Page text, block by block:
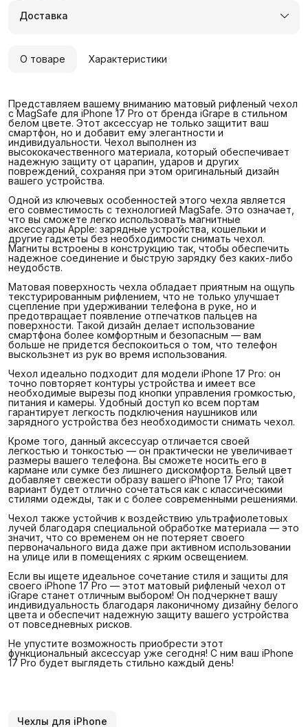
Доставка
О товаре Характеристики
Представляем вашему вниманию матовый рифленый чехол
с MagSafe для iPhone 17 Pro от бренда iGrape в стильном
белом цвете. Этот аксессуар не только защитит ваш
смартфон, но и добавит ему элегантности и
индивидуальности. Чехол выполнен из
высококачественного материала, который обеспечивает
надежную защиту от царапин, ударов и других
повреждений, сохраняя при этом оригинальный дизайн
вашего устройства.
Одной из ключевых особенностей этого чехла является
его совместимость с технологией MagSafe. Это означает,
что вы сможете легко использовать магнитные
аксессуары Apple: зарядные устройства, кошельки и
другие гаджеты без необходимости снимать чехол.
Магниты встроены в конструкцию так, чтобы обеспечить
надежное соединение и быструю зарядку без каких-либо
неудобств.
Матовая поверхность чехла обладает приятным на ощупь
текстурированным рифлением, что не только улучшает
сцепление при удерживании телефона в руке, но и
предотвращает появление отпечатков пальцев на
поверхности. Такой дизайн делает использование
смартфона более комфортным и безопасным — вам
больше не придется беспокоиться о том, что телефон
выскользнет из рук во время использования.
Чехол идеально подходит для модели iPhone 17 Pro: он
точно повторяет контуры устройства и имеет все
необходимые вырезы под кнопки управления громкостью,
питания и камеры. Удобный доступ ко всем портам
гарантирует легкость подключения наушников или
зарядного устройства без необходимости снимать чехол.
Кроме того, данный аксессуар отличается своей
легкостью и тонкостью — он практически не увеличивает
размеры вашего телефона. Вы сможете носить его в
кармане или сумке без лишнего дискомфорта. Белый цвет
добавляет свежести образу вашего iPhone 17 Pro; такой
вариант будет отлично сочетаться как с классическими
стилями одежды, так и с более современными решениями.
Чехол также устойчив к воздействию ультрафиолетовых
лучей благодаря специальной обработке материала — это
значит, что со временем он не потеряет своего
первоначального вида даже при активном использовании
на улице или в помещениях с ярким освещением.
Если вы ищете идеальное сочетание стиля и защиты для
своего iPhone 17 Pro — этот матовый рифленый чехол от
iGrape станет отличным выбором! Он подчеркнет вашу
индивидуальность благодаря лаконичному дизайну белого
цвета и обеспечит надежную защиту вашего устройства
от повседневных рисков.
Не упустите возможность приобрести этот
функциональный аксессуар уже сегодня! С ним ваш iPhone
17 Pro будет выглядеть стильно каждый день!
Чехлы для iPhone